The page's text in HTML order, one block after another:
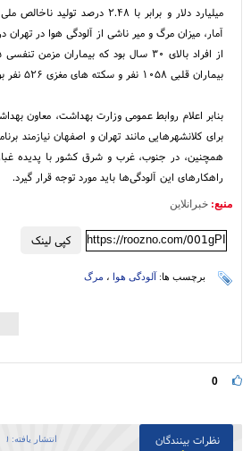
میلیارد دلار و برابر با ۲.۴۸
بیماران قلبی ۱۰۵۸ نفر و سکته های مغزی ۵۲۶ نفر بودند.
بنابر اعلام روابط عمومی وزارت بهداشت، معاون
برای کلانشهرهایی مانند تهران و اصفهان نیازمند
همچنین، در جنوب، غرب و شرق کشور با پدیده
راهکارهای این آلودگی‌ها باید مورد توجه قرار گیرد.
منبع: خبرانلاین
کپی لینک https://roozno.com/001gPI
برچسب ها: آلودگی هوا ، مرگ
0
نظرات بینندگان انتشار یافته: ۱